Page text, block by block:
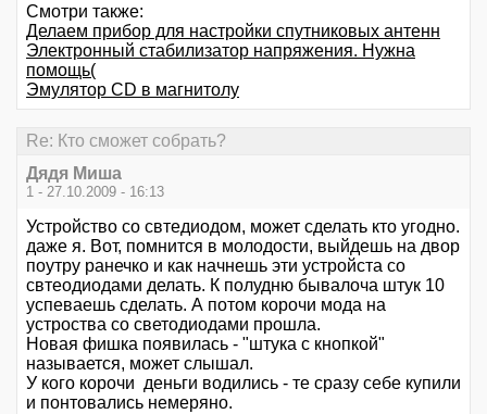
Смотри также:
Делаем прибор для настройки спутниковых антенн
Электронный стабилизатор напряжения. Нужна
помощь(
Эмулятор CD в магнитолу
Re: Кто сможет собрать?
Дядя Миша
1 - 27.10.2009 - 16:13
Устройство со свтедиодом, может сделать кто угодно.
даже я. Вот, помнится в молодости, выйдешь на двор
поутру ранечко и как начнешь эти устройста со
свтеодиодами делать. К полудню бывалоча штук 10
успеваешь сделать. А потом корочи мода на
устроства со светодиодами прошла.
Новая фишка появилась - "штука с кнопкой"
называется, может слышал.
У кого корочи деньги водились - те сразу себе купили
и понтовались немеряно.